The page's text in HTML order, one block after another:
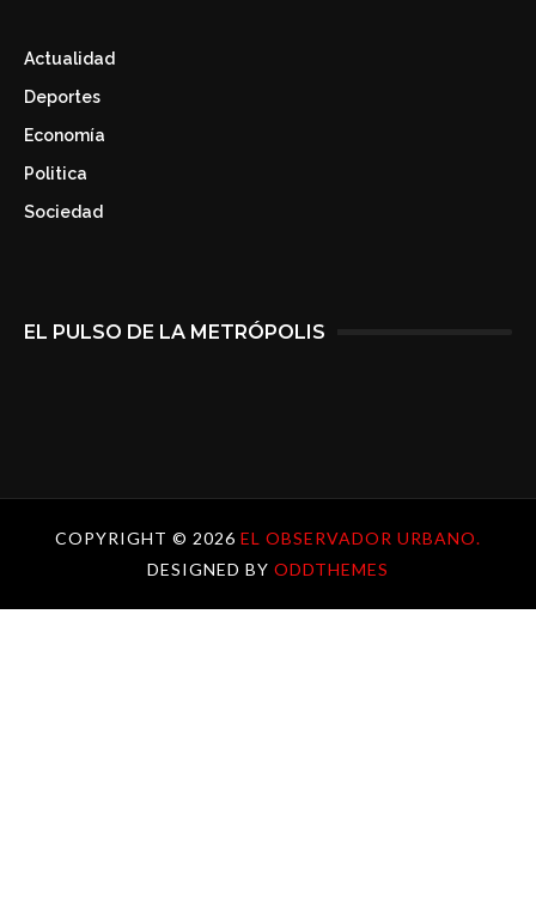
Actualidad
Deportes
Economía
Politica
Sociedad
EL PULSO DE LA METRÓPOLIS
COPYRIGHT © 2026 EL OBSERVADOR URBANO.
DESIGNED BY ODDTHEMES